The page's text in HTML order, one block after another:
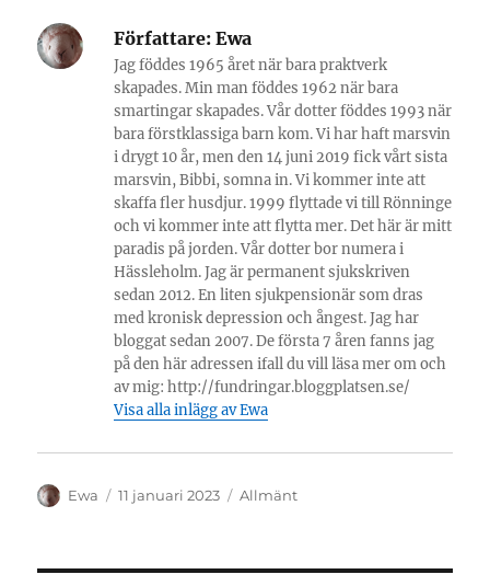
Författare: Ewa
Jag föddes 1965 året när bara praktverk
skapades. Min man föddes 1962 när bara
smartingar skapades. Vår dotter föddes 1993 när
bara förstklassiga barn kom. Vi har haft marsvin
i drygt 10 år, men den 14 juni 2019 fick vårt sista
marsvin, Bibbi, somna in. Vi kommer inte att
skaffa fler husdjur. 1999 flyttade vi till Rönninge
och vi kommer inte att flytta mer. Det här är mitt
paradis på jorden. Vår dotter bor numera i
Hässleholm. Jag är permanent sjukskriven
sedan 2012. En liten sjukpensionär som dras
med kronisk depression och ångest. Jag har
bloggat sedan 2007. De första 7 åren fanns jag
på den här adressen ifall du vill läsa mer om och
av mig: http://fundringar.bloggplatsen.se/
Visa alla inlägg av Ewa
Författare
Ewa
Publicerat
11 januari 2023 Kategorier
Allmänt